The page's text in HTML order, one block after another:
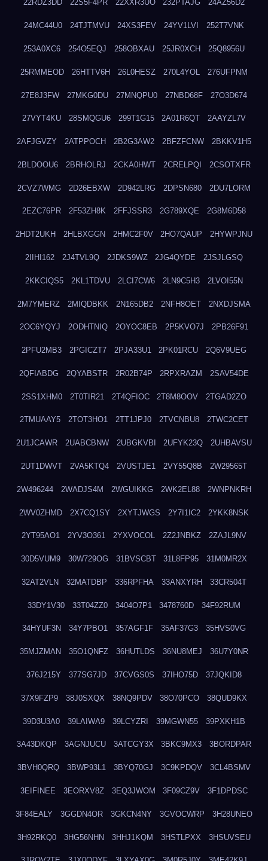
22RDZ3DD 22S5F4PR 22XXR3UO 232PTAJG 24AZ56D2
24MC44U0 24TJTMVU 24XS3FEV 24YV1LVI 252T7VNK
253A0XC6 254O5EQJ 258OBXAU 25JR0XCH 25Q8956U
25RMMEOD 26HTTV6H 26L0HESZ 270L4YOL 276UFPNM
27E8J3FW 27MKG0DU 27MNQPU0 27NBD68F 27O3D674
27VYT4KU 28SMQGU6 299T1G15 2A01R6QT 2AAYZL7V
2AFJGVZY 2ATPPOCH 2B2G3AW2 2BFZFCNW 2BKKV1H5
2BLDOOU6 2BRHOLRJ 2CKA0HWT 2CRELPQI 2CSOTXFR
2CVZ7WMG 2D26EBXW 2D942LRG 2DPSN680 2DU7LORM
2EZC76PR 2F53ZH8K 2FFJSSR3 2G789XQE 2G8M6D58
2HDT2UKH 2HLBXGGN 2HMC2F0V 2HO7QAUP 2HYWPJNU
2IIHI162 2J4TVL9Q 2JDKS9WZ 2JG4QYDE 2JSJLGSQ
2KKCIQS5 2KL1TDVU 2LCI7CW6 2LN9C5H3 2LVOI55N
2M7YMERZ 2MIQDBKK 2N165DB2 2NFH8OET 2NXDJSMA
2OC6YQYJ 2ODHTNIQ 2OYOC8EB 2P5KVO7J 2PB26F91
2PFU2MB3 2PGICZT7 2PJA33U1 2PK01RCU 2Q6V9UEG
2QFIABDG 2QYABSTR 2R02B74P 2RPXRAZM 2SAV54DE
2SS1XHM0 2T0TIR21 2T4QFIOC 2T8M8OOV 2TGAD2ZO
2TMUAAY5 2TOT3HO1 2TT1JPJ0 2TVCNBU8 2TWC2CET
2U1JCAWR 2UABCBNW 2UBGKVBI 2UFYK23Q 2UHBAVSU
2UT1DWVT 2VA5KTQ4 2VUSTJE1 2VY55Q8B 2W29565T
2W496244 2WADJS4M 2WGUIKKG 2WK2EL88 2WNPNKRH
2WV0ZHMD 2X7CQ1SY 2XYTJWGS 2Y7I1IC2 2YKK8NSK
2YT95AO1 2YV3O361 2YXVOCOL 2Z2JNBKZ 2ZAJL9NV
30D5VUM9 30W729OG 31BVSCBT 31L8FP95 31M0MR2X
32AT2VLN 32MATDBP 336RPFHA 33ANXYRH 33CR504T
33DY1V30 33T04ZZ0 3404O7P1 3478760D 34F92RUM
34HYUF3N 34Y7PBO1 357AGF1F 35AF37G3 35HVS0VG
35MJZMAN 35O1QNFZ 36HUTLDS 36NU8MEJ 36U7Y0NR
376J215Y 377SG7JD 37CVGS0S 37IHO75D 37JQKID8
37X9FZP9 38J0SXQX 38NQ9PDV 38O70PCO 38QUD9KX
39D3U3A0 39LAIWA9 39LCYZRI 39MGWN55 39PXKH1B
3A43DKQP 3AGNJUCU 3ATCGY3X 3BKC9MX3 3BORDPAR
3BVH0QRQ 3BWP93L1 3BYQ70GJ 3C9KPDQV 3CL4BSMV
3EIFINEE 3EORXV8Z 3EQ3JWOM 3F09CZ9V 3F1DPDSC
3F84EALY 3GGDN4OR 3GKCN4NY 3GVOCWRP 3H28UNEO
3H92RKQ0 3HG56NHN 3HHJ1KQM 3HSTLPXX 3HSUVSEU